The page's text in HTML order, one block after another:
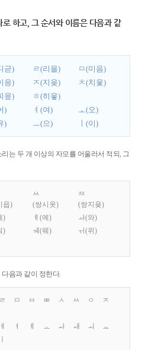
하고, 그 순서와 이름은 다음과 같
귿) ㄹ(리을)
ㅁ(미음)
응) ㅈ(지읒)
ㅊ(치읓)
읖)
ㅎ(히읗)
) ㅕ(여)
ㅗ(오)
) ㅡ(으) ㅣ(이)
는 두 개 이상의 자모를 어울러서 적되, 그
읍)
ㅆ
(쌍시옷)
ㅉ
(쌍지읒)
) ㅖ(예)
ㅘ(와)
) ㅞ(웨)
ㅟ(위)
음과 같이 정한다.
ㄹ ㅁ ㅂ ㅃ ㅅ ㅆ ㅇ
ㅈ
ㅔ ㅕ ㅖ ㅗ ㅘ ㅙ ㅚ
ㅛ